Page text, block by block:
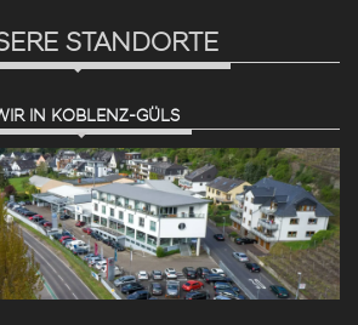
STANDORTE
IN KOBLENZ-GÜLS